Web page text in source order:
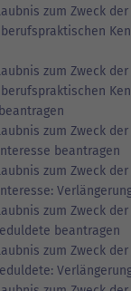
zum Zweck
zum Zweck
zum Zweck
beantragen
zum Zweck
zum Zweck
beantragen
zum Zweck